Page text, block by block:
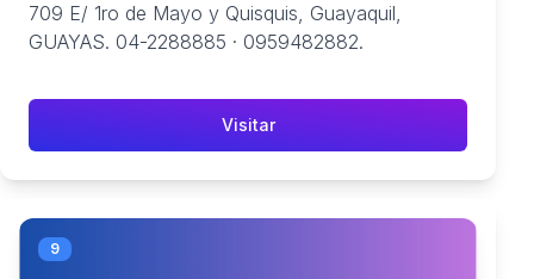
709 E/ 1ro de Mayo y Quisquis, Guayaquil,
GUAYAS. 04-2288885 · 0959482882.
Visitar
9